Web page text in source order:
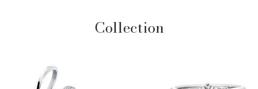
Collection